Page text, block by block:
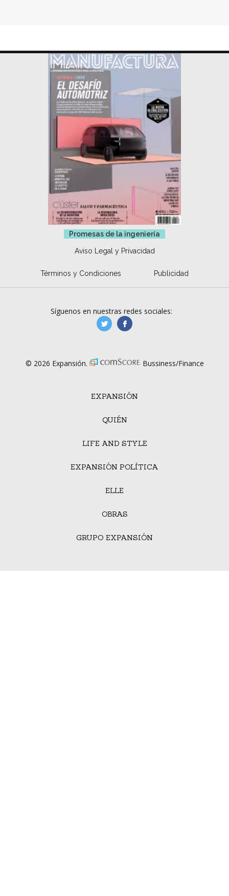
Promesas de la ingeniería
Aviso Legal y Privacidad
Términos y Condiciones Publicidad
EXPANSIÓN
QUIÉN
LIFE AND STYLE
EXPANSIÓN POLÍTICA
ELLE
OBRAS
GRUPO EXPANSIÓN
Síguenos en nuestras redes sociales:
manufacturaGE
© 2026 Expansión. Bussiness/Finance